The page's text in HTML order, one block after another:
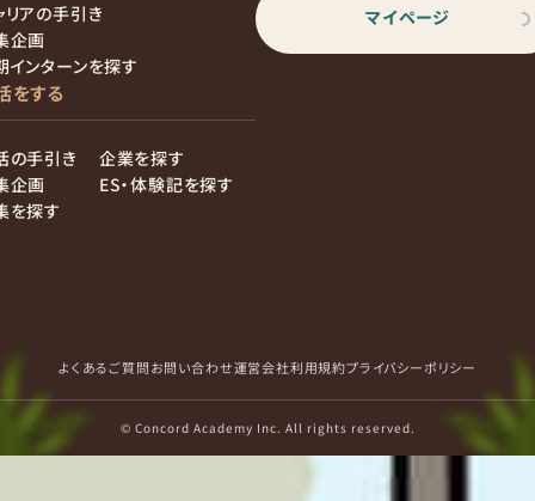
リアの手引き
企画
インターンを探す
をする
の手引き
企画
を探す
企業を探す
ES・体験記を探す
マイページ
よくあるご質問お問い合わせ運営会社利用規約プライバシーポリシー
© Concord Academy Inc. All rights reserved.